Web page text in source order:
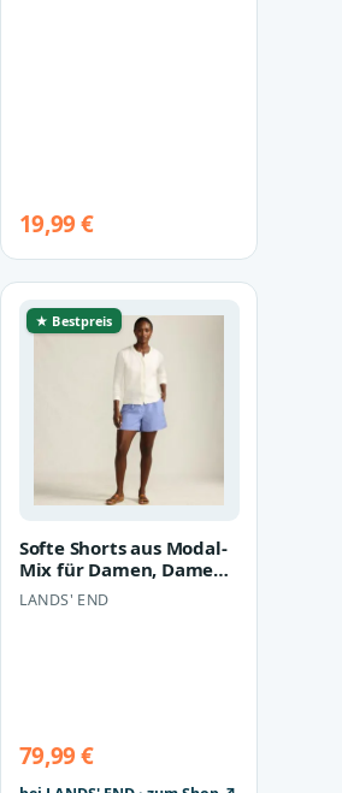
19,99 €
★ Bestpreis
Softe Shorts aus Modal-
Mix für Damen, Damen,
size: regular, Schwarz,
P…
LANDS' END
79,99 €